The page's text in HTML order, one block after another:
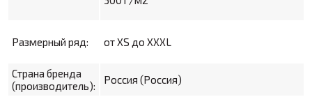
Размерный ряд: от XS до XXXL
Страна бренда
(производитель):
Россия (Россия)